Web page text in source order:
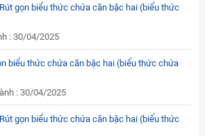
gọn biểu thức chứa căn bậc hai (biểu thức
: 30/04/2025
biểu thức chứa căn bậc hai (biểu thức chứa
: 30/04/2025
gọn biểu thức chứa căn bậc hai (biểu thức